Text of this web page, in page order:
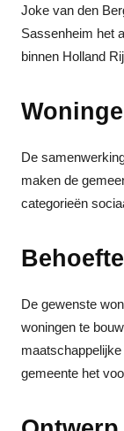
Joke van den
Sassenheim het
binnen Holland
De
maken de
categorieën
Behoefte
De gewenste
woningen te
gemeente het